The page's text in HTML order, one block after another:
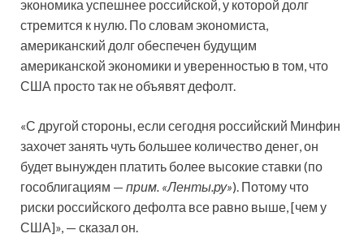
экономика успешнее российской, у которой долг
стремится к нулю. По словам экономиста,
американский долг обеспечен будущим
американской экономики и уверенностью в том, что
США просто так не объявят дефолт.
«С другой стороны, если сегодня российский Минфин
захочет занять чуть большее количество денег, он
будет вынужден платить более высокие ставки (по
гособлигациям — прим. «Ленты.ру»). Потому что
риски российского дефолта все равно выше, [чем у
США]», — сказал он.